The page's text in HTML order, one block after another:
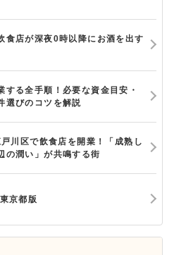
食店が深夜0時以降にお酒を出す
する全手順！必要な資金目安・
選びのコツを解説
川区で飲食店を開業！「成熟し
の潤い」が共鳴する街
京都版